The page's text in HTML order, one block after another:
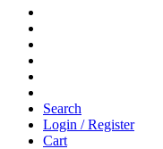
Search
Login / Register
Cart